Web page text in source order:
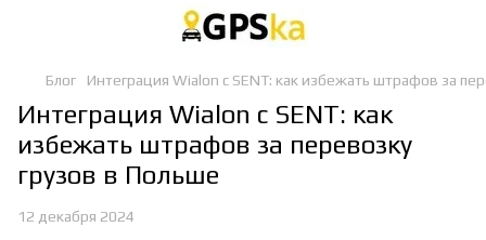
Блог Интеграция Wialon с SENT: как избежать штрафов за
Интеграция Wialon с SENT: как
избежать штрафов за перевозку
грузов в Польше
12 декабря 2024